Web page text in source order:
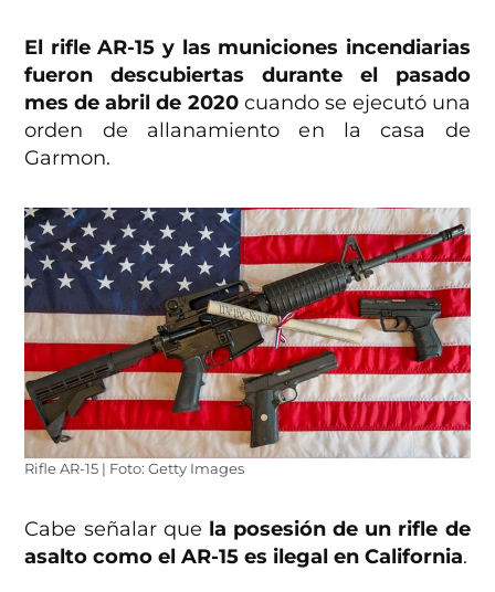
El rifle AR-15 y las municiones incendiarias
fueron descubiertas durante el pasado
mes de abril de 2020cuando se ejecutó una
orden de allanamiento en la casa de
Garmon.
Rifle AR-15 | Foto: Getty Images
Cabe señalar que la posesión de un rifle de
asalto como el AR-15 es ilegal en California.